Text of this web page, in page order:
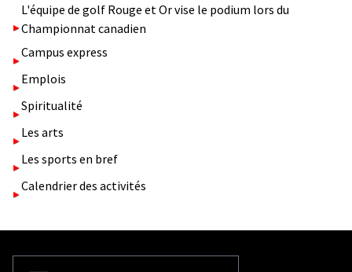
L'équipe de golf Rouge et Or vise le podium lors du
Championnat canadien
Campus express
Emplois
Spiritualité
Les arts
Les sports en bref
Calendrier des activités